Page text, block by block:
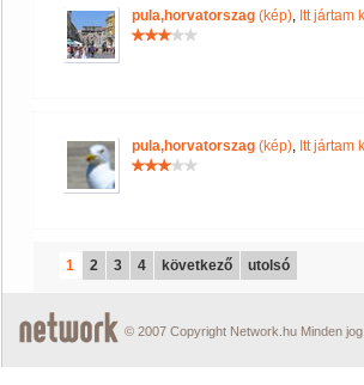
pula,horvatorszag (kép), Itt jártam
pula,horvatorszag (kép), Itt jártam
1 2 3 4 következő utolsó
© 2007 Copyright Network.hu Minden jog